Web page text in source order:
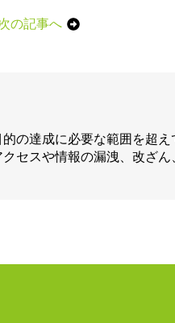
の記事へ
の達成に必要な範囲を超え
セスや情報の漏洩、改ざ